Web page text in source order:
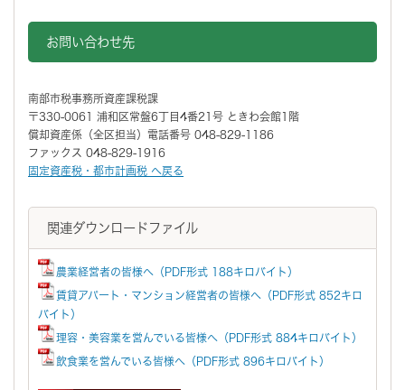
お問い合わせ先
南部市税事務所資産課税課
〒330-0061 浦和区常盤6丁目4番21号 ときわ会館1階
償却資産係（全区担当）電話番号 048-829-1186
ファックス 048-829-1916
固定資産税・都市計画税 へ戻る
関連ダウンロードファイル
農業経営者の皆様へ（PDF形式 188キロバイト）
賃貸アパート・マンション経営者の皆様へ（PDF形式 852キロ
バイト）
理容・美容業を営んでいる皆様へ（PDF形式 884キロバイト）
飲食業を営んでいる皆様へ（PDF形式 896キロバイト）